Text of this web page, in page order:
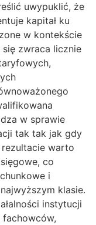
uwypuklić, że
kapitał ku
w kontekście
się zwraca licznie
w sprawie
tak tak jak gdy
warto
co
i
klasie.
instytucji